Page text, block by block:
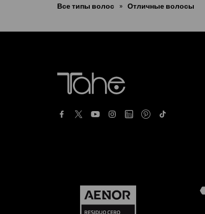
Все типы волос » Отличные волосы